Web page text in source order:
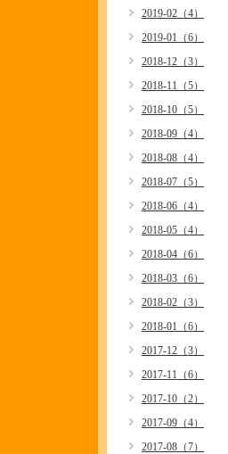
2019-02（4）
2019-01（6）
2018-12（3）
2018-11（5）
2018-10（5）
2018-09（4）
2018-08（4）
2018-07（5）
2018-06（4）
2018-05（4）
2018-04（6）
2018-03（6）
2018-02（3）
2018-01（6）
2017-12（3）
2017-11（6）
2017-10（2）
2017-09（4）
2017-08（7）